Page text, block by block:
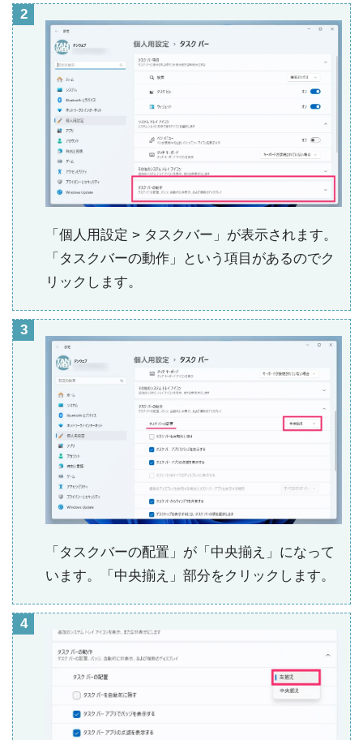
「個人用設定 > タスクバー」が表示されます。
「タスクバーの動作」という項目があるのでク
リックします。
「タスクバーの配置」が「中央揃え」になって
います。「中央揃え」部分をクリックします。